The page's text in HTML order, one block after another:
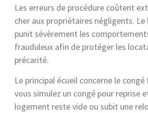
Les erreurs de procédure coûtent
cher aux propriétaires négligents.
punit sévèrement les
frauduleux afin de protéger les
précarité.
Le principal écueil concerne le congé
vous simulez un congé pour reprise
logement reste vide ou subit une